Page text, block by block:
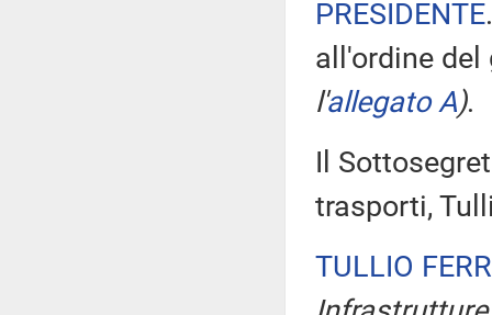
PRESIDENTE
all'ordine
l'allegato A).
Il
trasporti,
TULLIO